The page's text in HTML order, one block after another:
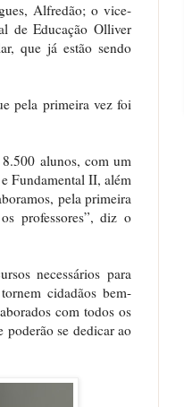
Alfredão; o vice-
de Educação Olliver
que já estão sendo
pela primeira vez foi
alunos, com um
Fundamental II, além
pela primeira
professores”, diz o
necessários para
cidadãos bem-
com todos os
poderão se dedicar ao